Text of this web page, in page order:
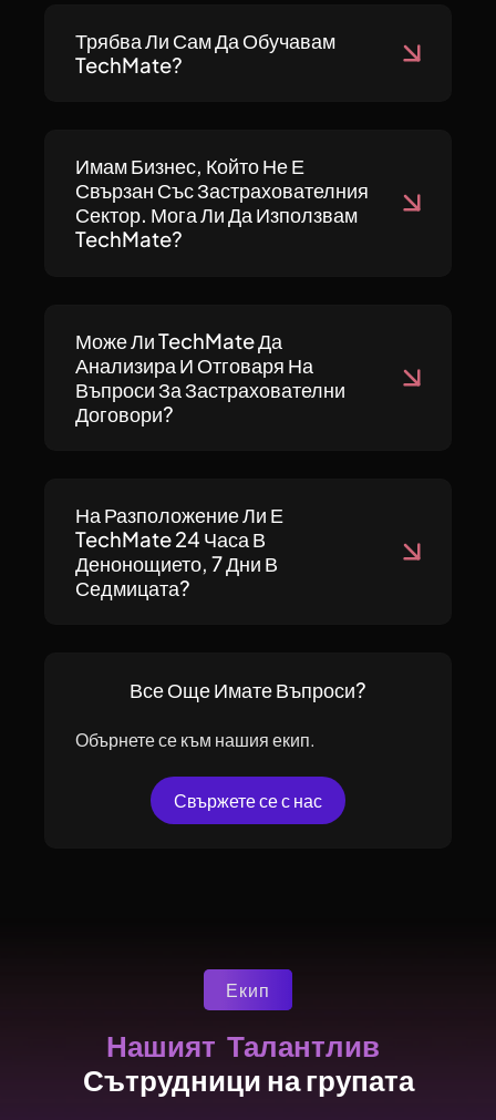
Трябва Ли Сам Да Обучавам
TechMate?
Имам Бизнес, Който Не Е
Свързан Със Застрахователния
Сектор. Мога Ли Да Използвам
TechMate?
Може Ли TechMate Да
Анализира И Отговаря На
Въпроси За Застрахователни
Договори?
На Разположение Ли Е
TechMate 24 Часа В
Денонощието, 7 Дни В
Седмицата?
Все Още Имате Въпроси?
Обърнете се към нашия екип.
Свържете се с нас
Екип
Нашият Талантлив
Сътрудници на групата